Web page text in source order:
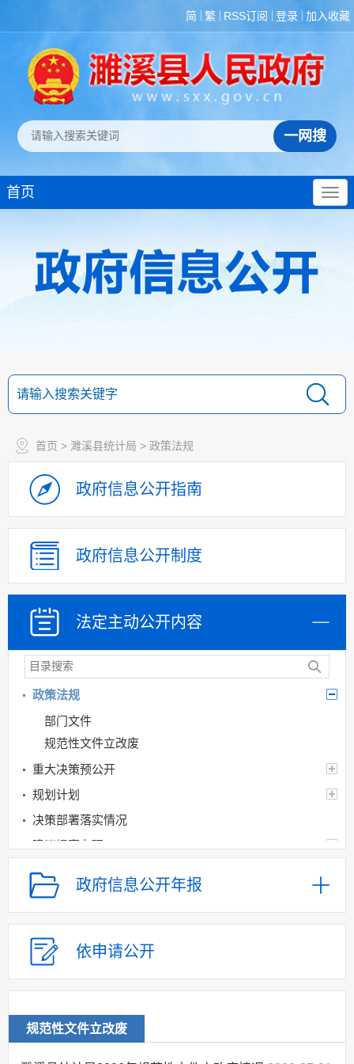
简 繁 RSS订阅 登录 加入收藏
首页
首页 > 濉溪县统计局 > 政策法规
政府信息公开指南
政府信息公开制度
法定主动公开内容
政策法规
部门文件
规范性文件立改废
重大决策预公开
规划计划
决策部署落实情况
建议提案办理
机构领导
机构设置
财政资金
权责清单和动态调
整情况
政府信息公开年报
依申请公开
规范性文件立改废